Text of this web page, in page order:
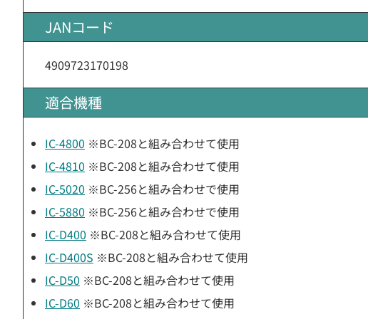
JANコード
4909723170198
適合機種
IC-4800 ※BC-208と組み合わせて使用
IC-4810 ※BC-208と組み合わせて使用
IC-5020 ※BC-256と組み合わせで使用
IC-5880 ※BC-256と組み合わせで使用
IC-D400 ※BC-208と組み合わせて使用
IC-D400S ※BC-208と組み合わせて使用
IC-D50 ※BC-208と組み合わせて使用
IC-D60 ※BC-208と組み合わせて使用